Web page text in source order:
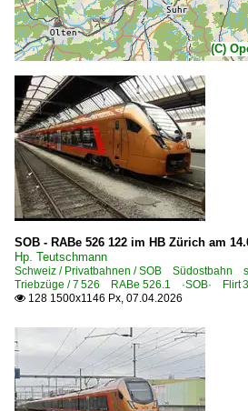
(C)
SOB - RABe 526 122 im HB Zürich am
Hp. Teutschmann
Schweiz / Privatbahnen / SOB Südostbahn
Triebzüge / 7 526 RABe 526.1 ·SOB· Flirt⁠
 128 1500x1146 Px, 07.04.2026